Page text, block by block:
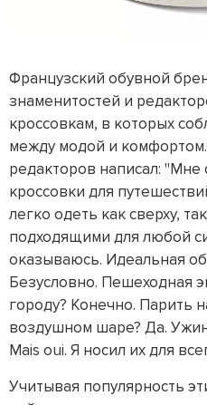
Французский обувной
знаменитостей и
кроссовкам, в которых
между модой и
редакторов написал: "Мне
кроссовки для
легко одеть как сверху,
подходящими для любой
оказываюсь. Идеальная
Безусловно. Пешеходная
городу? Конечно. Парить
воздушном шаре? Да.
Mais oui. Я носил их для
Учитывая популярность